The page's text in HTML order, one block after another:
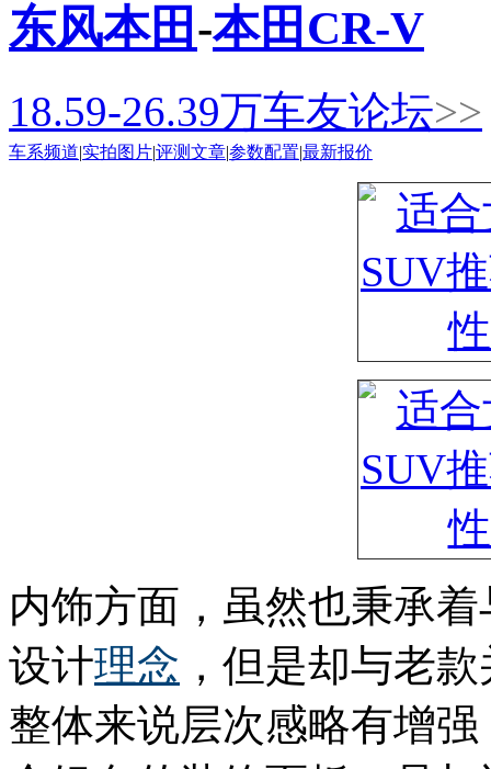
东风本田 -本田CR-V
18.59-26.39万车友论坛>>
车系频道|实拍图片|评测文章|参数配置|最新报价
内饰方面，虽然也秉承
设计理念 ，但是却与老
整体来说层次感略有增